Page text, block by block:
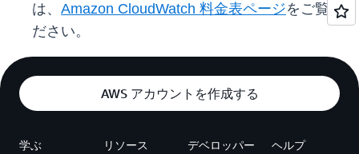
は、 Amazon CloudWatch 料金表ページをご覧く
ださい。
AWS アカウントを作成する
学ぶ リソース デベロッパー ヘルプ